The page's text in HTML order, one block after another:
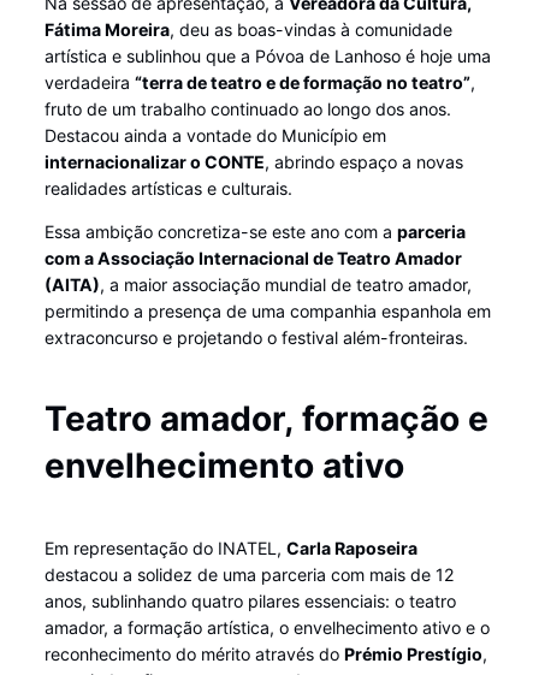
Fátima Moreira, deu as boas-vindas à comunidade
artística e sublinhou que a Póvoa de Lanhoso é hoje uma
verdadeira “terra de teatro e de formação no teatro”,
fruto de um trabalho continuado ao longo dos anos.
Destacou ainda a vontade do Município em
internacionalizar o CONTE, abrindo espaço a novas
realidades artísticas e culturais.
Essa ambição concretiza-se este ano com a parceria
com a Associação Internacional de Teatro Amador
(AITA), a maior associação mundial de teatro amador,
permitindo a presença de uma companhia espanhola em
extraconcurso e projetando o festival além-fronteiras.
Teatro amador, formação e
envelhecimento ativo
Em representação do INATEL, Carla Raposeira
destacou a solidez de uma parceria com mais de 12
anos, sublinhando quatro pilares essenciais: o teatro
amador, a formação artística, o envelhecimento ativo e o
reconhecimento do mérito através do Prémio Prestígio,